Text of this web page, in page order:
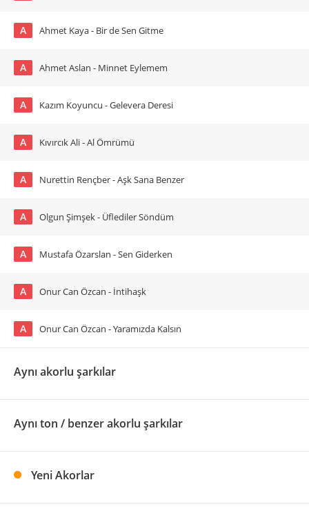
A Ahmet Kaya - Bir de Sen Gitme
A Ahmet Aslan - Minnet Eylemem
A Kazım Koyuncu - Gelevera Deresi
A Kıvırcık Ali - Al Ömrümü
A Nurettin Rençber - Aşk Sana Benzer
A Olgun Şimşek - Üflediler Söndüm
A Mustafa Özarslan - Sen Giderken
A Onur Can Özcan - İntihaşk
A Onur Can Özcan - Yaramızda Kalsın
Aynı akorlu şarkılar
Aynı ton / benzer akorlu şarkılar
Yeni Akorlar